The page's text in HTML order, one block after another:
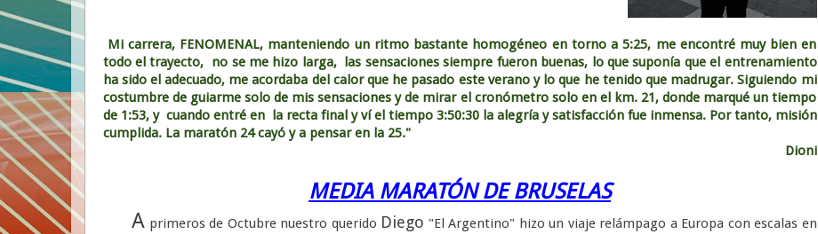
Mi carrera, FENOMENAL, manteniendo un ritmo bastante homogéneo en torno a 5:25, me encontré muy bien en
todo el trayecto, no se me hizo larga, las sensaciones siempre fueron buenas, lo que suponía que el entrenamiento
ha sido el adecuado, me acordaba del calor que he pasado este verano y lo que he tenido que madrugar. Siguiendo mi
costumbre de guiarme solo de mis sensaciones y de mirar el cronómetro solo en el km. 21, donde marqué un tiempo
de 1:53, y cuando entré en la recta final y ví el tiempo 3:50:30 la alegría y satisfacción fue inmensa. Por tanto, misión
cumplida. La maratón 24 cayó y a pensar en la 25."
Dioni
MEDIA MARATÓN DE BRUSELAS
A primeros de Octubre nuestro querido Diego "El Argentino" hizo un viaje relámpago a Europa con escalas en